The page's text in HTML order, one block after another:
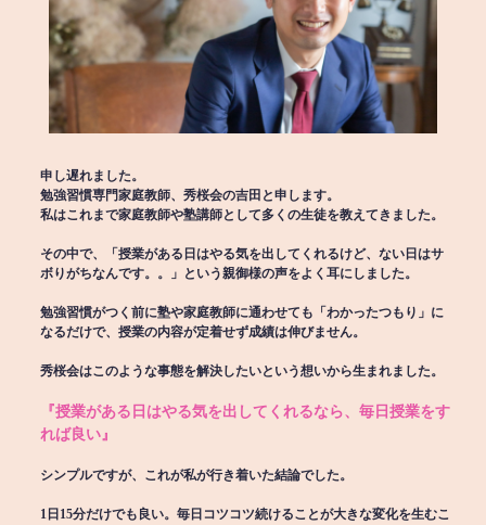
申し遅れました。
勉強習慣専門家庭教師、秀桜会の吉田と申します。
私はこれまで家庭教師や塾講師として多くの生徒を教えてきました。
その中で、「授業がある日はやる気を出してくれるけど、ない日はサ
ボりがちなんです。。」という親御様の声をよく耳にしました。
勉強習慣がつく前に塾や家庭教師に通わせても「わかったつもり」に
なるだけで、授業の内容が定着せず成績は伸びません。
秀桜会はこのような事態を解決したいという想いから生まれました。
『授業がある日はやる気を出してくれるなら、毎日授業をす
れば良い』
シンプルですが、これが私が行き着いた結論でした。
1日15分だけでも良い。毎日コツコツ続けることが大きな変化を生むこ